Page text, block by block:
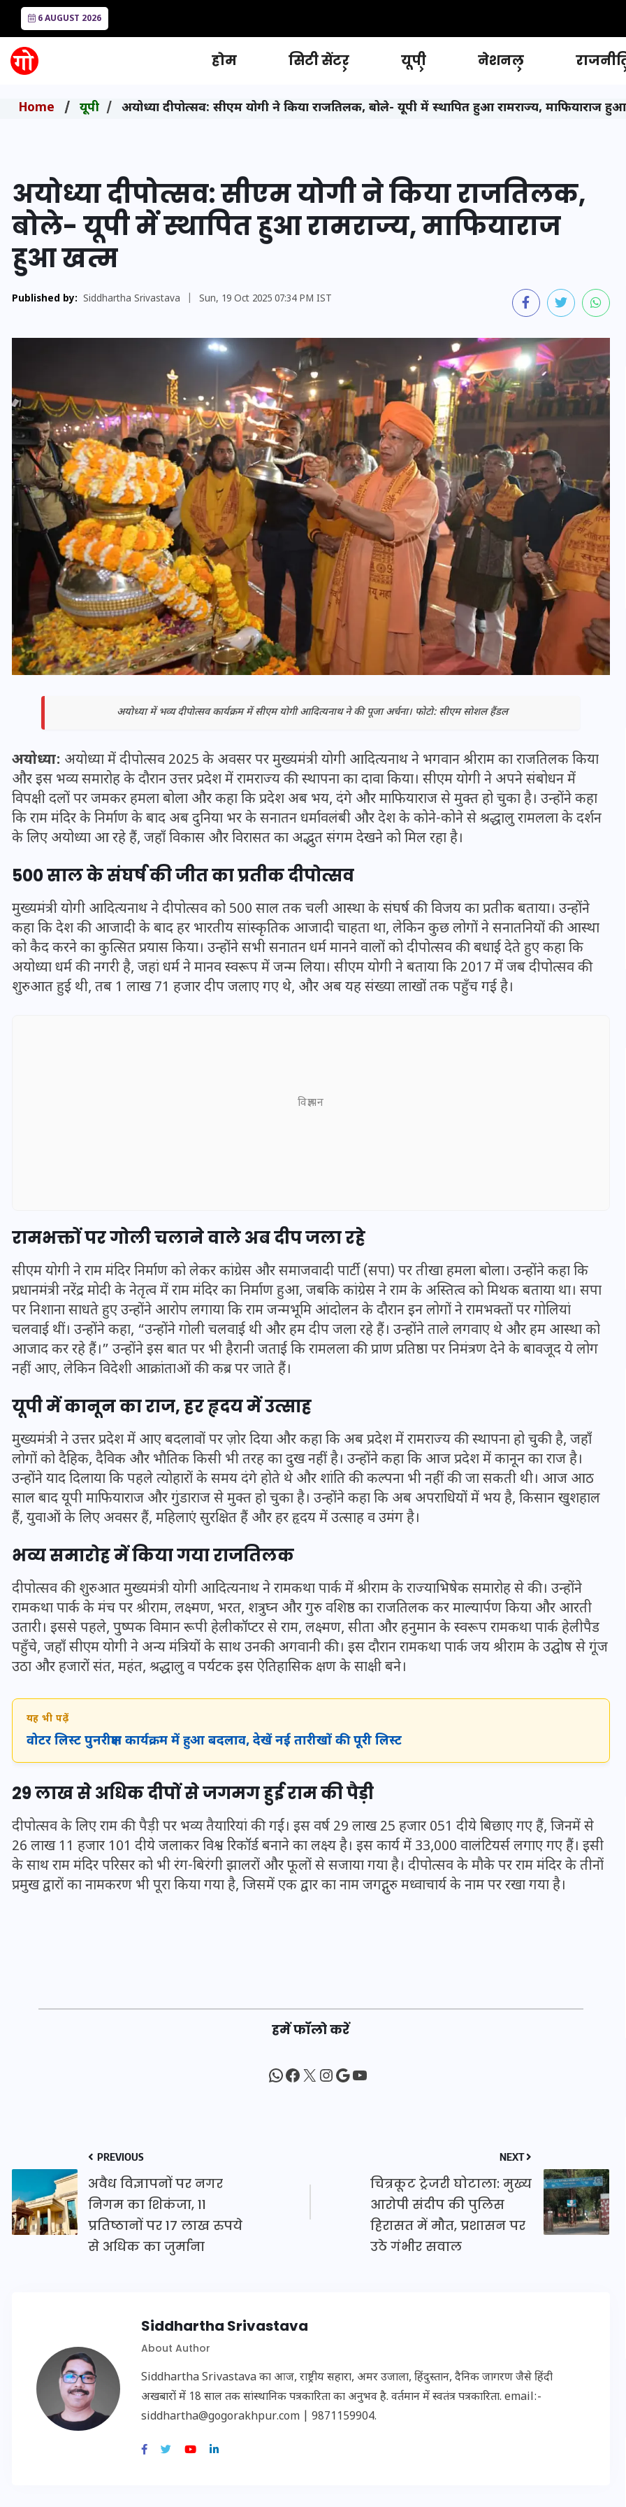
6 AUGUST 2026
होम सिटी सेंटर यूपी नेशनल
Home यूपी अयोध्या दीपोत्सव: सीएम योगी ने किया राजतिलक, बोले- यूपी में स्थापित हुआ रामराज्य, माफियाराज
अयोध्या दीपोत्सव: सीएम योगी ने किया राजतिलक,
बोले- यूपी में स्थापित हुआ रामराज्य, माफियाराज
हुआ खत्म
Published by: Siddhartha Srivastava Sun, 19 Oct 2025 07:34 PM IST
अयोध्या में भव्य दीपोत्सव कार्यक्रम में सीएम योगी आदित्यनाथ ने की पूजा अर्चना। फोटो: सीएम सोशल हैंडल
अयोध्या: अयोध्या में दीपोत्सव 2025 के अवसर पर मुख्यमंत्री योगी आदित्यनाथ ने भगवान श्रीराम का राजतिलक किया
और इस भव्य समारोह के दौरान उत्तर प्रदेश में रामराज्य की स्थापना का दावा किया। सीएम योगी ने अपने संबोधन में
विपक्षी दलों पर जमकर हमला बोला और कहा कि प्रदेश अब भय, दंगे और माफियाराज से मुक्त हो चुका है। उन्होंने कहा
कि राम मंदिर के निर्माण के बाद अब दुनिया भर के सनातन धर्मावलंबी और देश के कोने-कोने से श्रद्धालु रामलला के दर्शन
के लिए अयोध्या आ रहे हैं, जहाँ विकास और विरासत का अद्भुत संगम देखने को मिल रहा है।
500 साल के संघर्ष की जीत का प्रतीक दीपोत्सव
मुख्यमंत्री योगी आदित्यनाथ ने दीपोत्सव को 500 साल तक चली आस्था के संघर्ष की विजय का प्रतीक बताया। उन्होंने
कहा कि देश की आजादी के बाद हर भारतीय सांस्कृतिक आजादी चाहता था, लेकिन कुछ लोगों ने सनातनियों की आस्था
को कैद करने का कुत्सित प्रयास किया। उन्होंने सभी सनातन धर्म मानने वालों को दीपोत्सव की बधाई देते हुए कहा कि
अयोध्या धर्म की नगरी है, जहां धर्म ने मानव स्वरूप में जन्म लिया। सीएम योगी ने बताया कि 2017 में जब दीपोत्सव की
शुरुआत हुई थी, तब 1 लाख 71 हजार दीप जलाए गए थे, और अब यह संख्या लाखों तक पहुँच गई है।
विज्ञापन
रामभक्तों पर गोली चलाने वाले अब दीप जला रहे
सीएम योगी ने राम मंदिर निर्माण को लेकर कांग्रेस और समाजवादी पार्टी (सपा) पर तीखा हमला बोला। उन्होंने कहा कि
प्रधानमंत्री नरेंद्र मोदी के नेतृत्व में राम मंदिर का निर्माण हुआ, जबकि कांग्रेस ने राम के अस्तित्व को मिथक बताया था। सपा
पर निशाना साधते हुए उन्होंने आरोप लगाया कि राम जन्मभूमि आंदोलन के दौरान इन लोगों ने रामभक्तों पर गोलियां
चलवाई थीं। उन्होंने कहा, “उन्होंने गोली चलवाई थी और हम दीप जला रहे हैं। उन्होंने ताले लगवाए थे और हम आस्था को
आजाद कर रहे हैं।” उन्होंने इस बात पर भी हैरानी जताई कि रामलला की प्राण प्रतिष्ठा पर निमंत्रण देने के बावजूद ये लोग
नहीं आए, लेकिन विदेशी आक्रांताओं की कब्र पर जाते हैं।
यूपी में कानून का राज, हर हृदय में उत्साह
मुख्यमंत्री ने उत्तर प्रदेश में आए बदलावों पर ज़ोर दिया और कहा कि अब प्रदेश में रामराज्य की स्थापना हो चुकी है, जहाँ
लोगों को दैहिक, दैविक और भौतिक किसी भी तरह का दुख नहीं है। उन्होंने कहा कि आज प्रदेश में कानून का राज है।
उन्होंने याद दिलाया कि पहले त्योहारों के समय दंगे होते थे और शांति की कल्पना भी नहीं की जा सकती थी। आज आठ
साल बाद यूपी माफियाराज और गुंडाराज से मुक्त हो चुका है। उन्होंने कहा कि अब अपराधियों में भय है, किसान खुशहाल
हैं, युवाओं के लिए अवसर हैं, महिलाएं सुरक्षित हैं और हर हृदय में उत्साह व उमंग है।
भव्य समारोह में किया गया राजतिलक
दीपोत्सव की शुरुआत मुख्यमंत्री योगी आदित्यनाथ ने रामकथा पार्क में श्रीराम के राज्याभिषेक समारोह से की। उन्होंने
रामकथा पार्क के मंच पर श्रीराम, लक्ष्मण, भरत, शत्रुघ्न और गुरु वशिष्ठ का राजतिलक कर माल्यार्पण किया और आरती
उतारी। इससे पहले, पुष्पक विमान रूपी हेलीकॉप्टर से राम, लक्ष्मण, सीता और हनुमान के स्वरूप रामकथा पार्क हेलीपैड
पहुँचे, जहाँ सीएम योगी ने अन्य मंत्रियों के साथ उनकी अगवानी की। इस दौरान रामकथा पार्क जय श्रीराम के उद्घोष से गूंज
उठा और हजारों संत, महंत, श्रद्धालु व पर्यटक इस ऐतिहासिक क्षण के साक्षी बने।
यह भी पढ़ें
वोटर लिस्ट पुनरीक्षण कार्यक्रम में हुआ बदलाव, देखें नई तारीखों की पूरी लिस्ट
29 लाख से अधिक दीपों से जगमग हुई राम की पैड़ी
दीपोत्सव के लिए राम की पैड़ी पर भव्य तैयारियां की गईं। इस वर्ष 29 लाख 25 हजार 051 दीये बिछाए गए हैं, जिनमें से
26 लाख 11 हजार 101 दीये जलाकर विश्व रिकॉर्ड बनाने का लक्ष्य है। इस कार्य में 33,000 वालंटियर्स लगाए गए हैं। इसी
के साथ राम मंदिर परिसर को भी रंग-बिरंगी झालरों और फूलों से सजाया गया है। दीपोत्सव के मौके पर राम मंदिर के तीनों
प्रमुख द्वारों का नामकरण भी पूरा किया गया है, जिसमें एक द्वार का नाम जगद्गुरु मध्वाचार्य के नाम पर रखा गया है।
हमें फॉलो करें
WhatsApp
Facebook
X Instagram
Google
YouTube
PREVIOUS
अवैध विज्ञापनों पर नगर
निगम का शिकंजा, 11
प्रतिष्ठानों पर 17 लाख रुपये
से अधिक का जुर्माना
NEXT
चित्रकूट ट्रेजरी घोटाला: मुख्य
आरोपी संदीप की पुलिस
हिरासत में मौत, प्रशासन पर
उठे गंभीर सवाल
Siddhartha Srivastava
About Author
Siddhartha Srivastava का आज, राष्ट्रीय सहारा, अमर उजाला, हिंदुस्तान, दैनिक जागरण जैसे हिंदी
अखबारों में 18 साल तक सांस्थानिक पत्रकारिता का अनुभव है. वर्तमान में स्वतंत्र पत्रकारिता. email:-
siddhartha@gogorakhpur.com | 9871159904.
वोटर लिस्ट पुनरीक्षण कार्यक्रम में
हुआ बदलाव, देखें नई तारीखों की
पूरी लिस्ट
30 दिसम्बर 2025
यूपी न्यूज़: नौकरों ने पिता-पुत्री
को 5 साल घर में बनाया बंधक,
बुजुर्ग की मौत, बेटी बनी
‘कंकाल’
29 दिसम्बर 2025
भारत में स्टारलिंक की लैंडिंग में
अड़चन: डेटा सिक्योरिटी और
स्पेक्ट्रम की कीमत पर फंसा पेंच,
आया बड़ा अपडेट
30 दिसम्बर 2025
भारत में स्टारलिंक की लैंडिंग में
आया बड़ा अपडेट
30 दिसम्बर 2025
जानें कब से शुरू होंगे आवेदन
16 दिसम्बर 2025
जानें कब से शुरू होंगे आवेदन
16 दिसम्बर 2025
जिस कमरे में बिना बिजली-पंखे
के बीते 4 साल, उसे देख भावुक
हुए बृजभूषण सिंह, कहा-यहीं
तपकर बना सोना
20 जनवरी 2026
जिस कमरे में बिना बिजली-पंखे
के बीते 4 साल, उसे देख भावुक
हुए बृजभूषण सिंह, कहा-यहीं
20 जनवरी 2026
24 अगस्त 2025 24 अगस्त 2025
19 सितम्बर 2024